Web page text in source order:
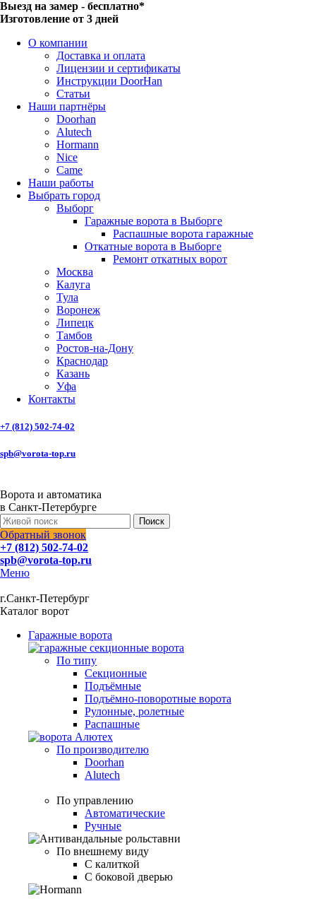
Выезд на замер - бесплатно*
Изготовление от 3 дней
О компании
Доставка и оплата
Лицензии и сертификаты
Инструкции DoorHan
Статьи
Наши партнёры
Doorhan
Alutech
Hormann
Nice
Came
Наши работы
Выбрать город
Выборг
Гаражные ворота в Выборге
Распашные ворота гаражные
Откатные ворота в Выборге
Ремонт откатных ворот
Москва
Калуга
Тула
Воронеж
Липецк
Тамбов
Ростов-на-Дону
Краснодар
Казань
Уфа
Контакты
+7 (812) 502-74-02
spb@vorota-top.ru
Ворота и автоматика
в Санкт-Петербурге
Поиск
Обратный звонок
+7 (812) 502-74-02
spb@vorota-top.ru
Меню
г.Санкт-Петербург
Каталог ворот
Гаражные ворота
По типу
Секционные
Подъёмные
Подъёмно-поворотные ворота
Рулонные, ролетные
Распашные
По производителю
Doorhan
Alutech
По управлению
Автоматические
Ручные
По внешнему виду
С калиткой
С боковой дверью